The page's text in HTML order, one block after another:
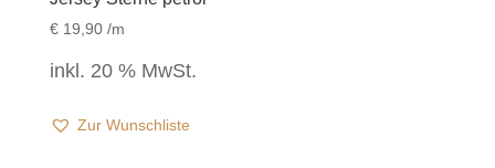
€19,90/m
inkl. 20 % MwSt.
Zur Wunschliste